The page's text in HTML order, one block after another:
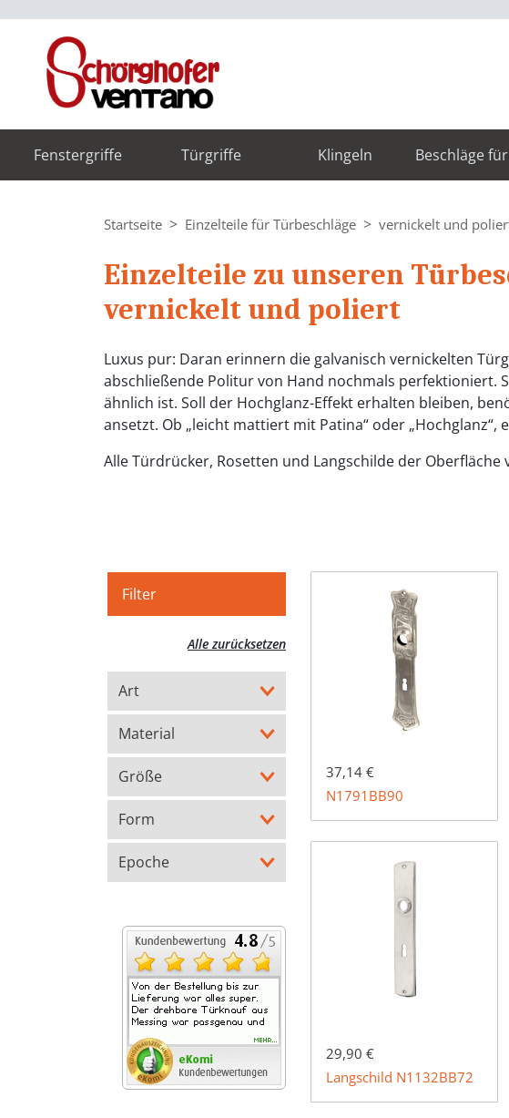
Fenstergriffe Türgriffe Klingeln Beschläge
Startseite Einzelteile für Türbeschläge vernickelt und
Einzelteile zu unseren
vernickelt und poliert
Luxus pur: Daran erinnern die galvanisch vernickelten
abschließende Politur von Hand nochmals perfektioniert.
ähnlich ist. Soll der Hochglanz-Effekt erhalten bleiben,
ansetzt. Ob „leicht mattiert mit Patina“ oder „Hochglanz“,
Alle Türdrücker, Rosetten und Langschilde der
Filter
Alle zurücksetzen
Art
Material
Größe
Form
Epoche
37,14 €
N1791BB90
29,90 €
Langschild N1132BB72